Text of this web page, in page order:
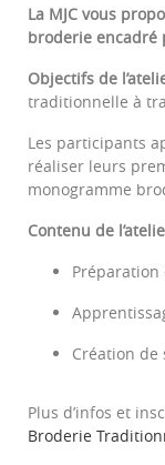
La MJC vous
broderie encadré
Objectifs de
traditionnelle à
Les participants
réaliser leurs
monogramme
Contenu de
Préparation
Création de
Plus d’infos et
Broderie